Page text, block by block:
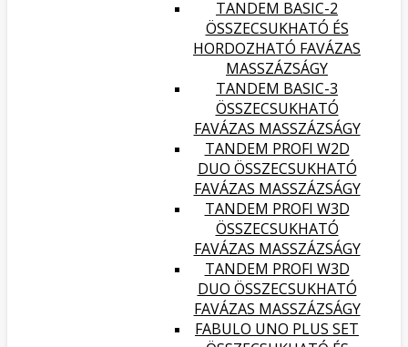
TANDEM BASIC-2
ÖSSZECSUKHATÓ ÉS
HORDOZHATÓ FAVÁZAS
MASSZÁZSÁGY
TANDEM BASIC-3
ÖSSZECSUKHATÓ
FAVÁZAS MASSZÁZSÁGY
TANDEM PROFI W2D
DUO ÖSSZECSUKHATÓ
FAVÁZAS MASSZÁZSÁGY
TANDEM PROFI W3D
ÖSSZECSUKHATÓ
FAVÁZAS MASSZÁZSÁGY
TANDEM PROFI W3D
DUO ÖSSZECSUKHATÓ
FAVÁZAS MASSZÁZSÁGY
FABULO UNO PLUS SET